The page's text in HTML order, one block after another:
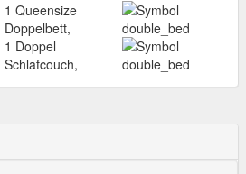
1 Queensize
Doppelbett,
1 Doppel
Schlafcouch,